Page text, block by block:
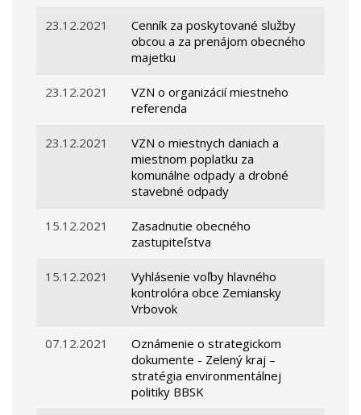
23.12.2021
Cenník za poskytované služby
obcou a za prenájom obecného
majetku
23.12.2021
VZN o organizácií miestneho
referenda
23.12.2021
VZN o miestnych daniach a
miestnom poplatku za
komunálne odpady a drobné
stavebné odpady
15.12.2021
Zasadnutie obecného
zastupiteľstva
15.12.2021
Vyhlásenie voľby hlavného
kontrolóra obce Zemiansky
Vrbovok
07.12.2021
Oznámenie o strategickom
dokumente - Zelený kraj –
stratégia environmentálnej
politiky BBSK